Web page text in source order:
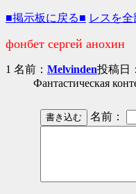
■掲示板に戻る■ レスを全
фонбет сергей анохин
1 名前： Melvinden投稿日
Фантастическая
名前：